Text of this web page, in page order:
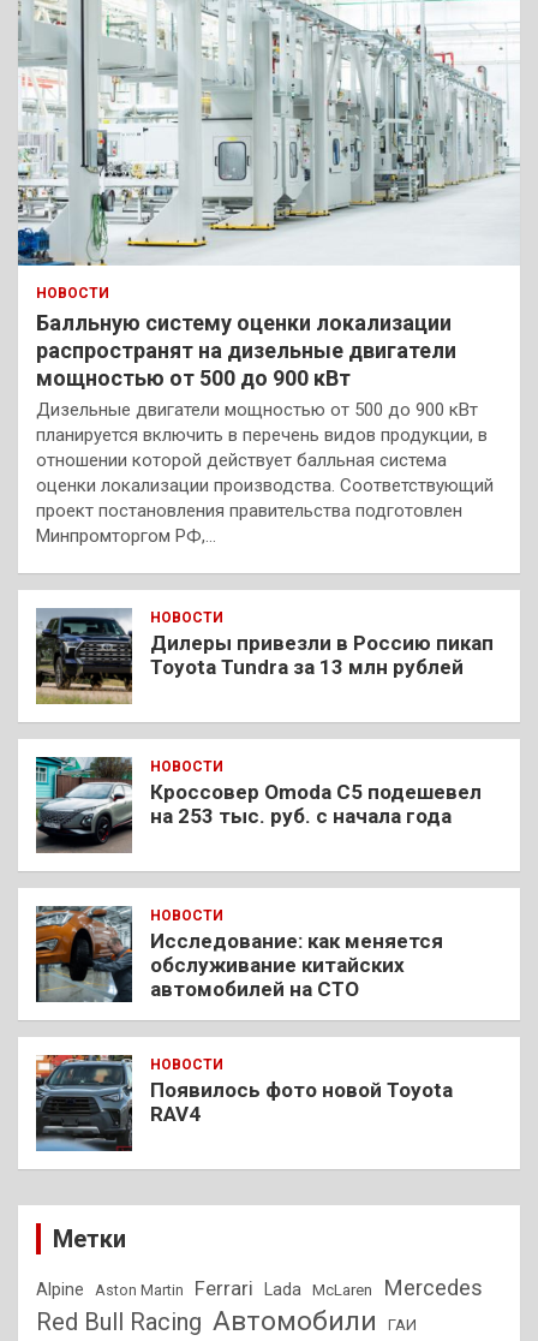
НОВОСТИ
Балльную систему оценки локализации
распространят на дизельные двигатели
мощностью от 500 до 900 кВт
Дизельные двигатели мощностью от 500 до 900 кВт
планируется включить в перечень видов продукции, в
отношении которой действует балльная система
оценки локализации производства. Соответствующий
проект постановления правительства подготовлен
Минпромторгом РФ,…
НОВОСТИ
Дилеры привезли в Россию пикап
Toyota Tundra за 13 млн рублей
НОВОСТИ
Кроссовер Omoda C5 подешевел
на 253 тыс. руб. с начала года
НОВОСТИ
Исследование: как меняется
обслуживание китайских
автомобилей на СТО
НОВОСТИ
Появилось фото новой Toyota
RAV4
Метки
Alpine Aston Martin Ferrari Lada McLaren Mercedes
Red Bull Racing Автомобили ГАИ